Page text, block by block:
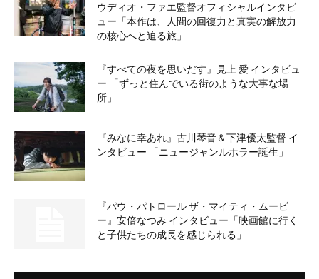
ウディオ・ファエ監督オフィシャルインタビ
ュー「本作は、人間の回復力と真実の解放力
の核心へと迫る旅」
『すべての夜を思いだす』見上 愛 インタビュ
ー 「ずっと住んでいる街のような大事な場
所」
『みなに幸あれ』古川琴音＆下津優太監督 イ
ンタビュー 「ニュージャンルホラー誕生」
『パウ・パトロール ザ・マイティ・ムービ
ー』安倍なつみ インタビュー「映画館に行く
と子供たちの成長を感じられる」